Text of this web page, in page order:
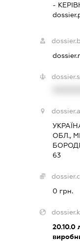
-
ОБЛ.,
63
0 грн.
20.10.0